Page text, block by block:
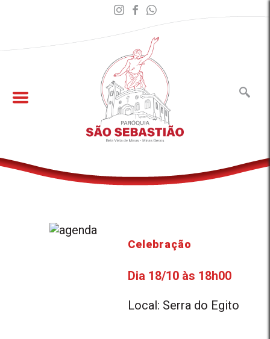
Celebração
Dia 18/10 às 18h00
Local: Serra do Egito